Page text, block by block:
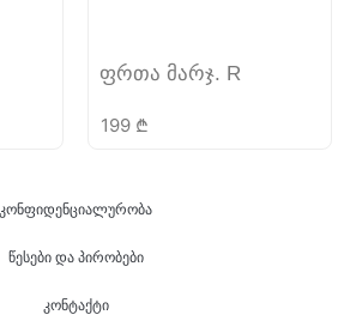
ფრთა მარჯ. R
199 ₾
კონფიდენციალურობა
წესები და პირობები
კონტაქტი